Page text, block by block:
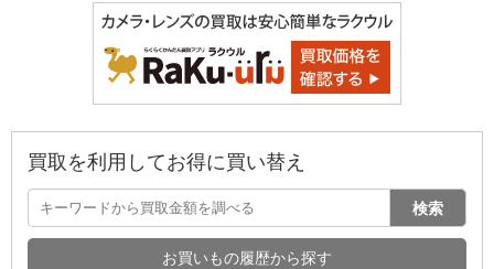
買取を利用してお得に買い替え
検索
お買いもの履歴から探す